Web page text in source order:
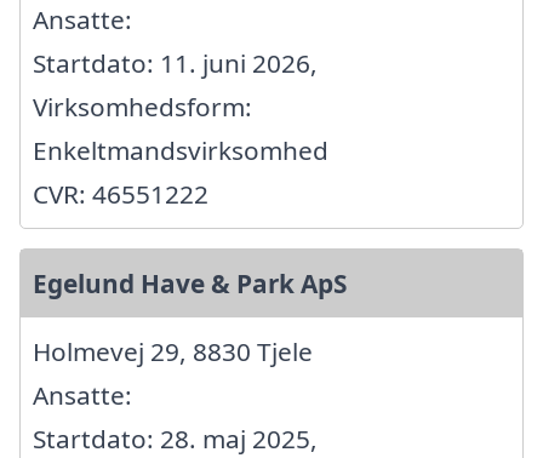
Ansatte:
Startdato: 11. juni 2026,
Virksomhedsform:
Enkeltmandsvirksomhed
CVR: 46551222
Egelund Have & Park ApS
Holmevej 29, 8830 Tjele
Ansatte:
Startdato: 28. maj 2025,